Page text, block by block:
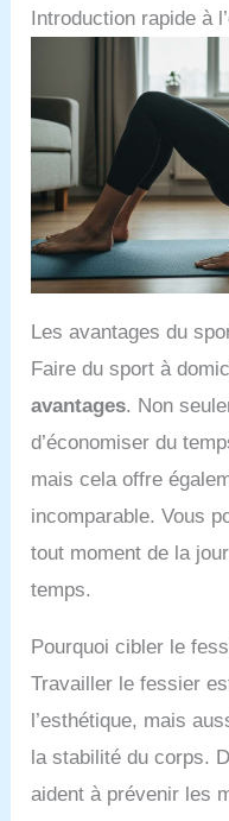
Introduction rapide à
Les avantages du
Faire du sport à
avantages. Non
d’économiser du
mais cela offre
incomparable. Vous
tout moment de la
temps.
Pourquoi cibler le
Travailler le fessier
l’esthétique, mais
la stabilité du corps.
aident à prévenir les